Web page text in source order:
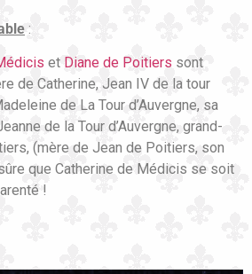
:
et Diane de Poitiers sont
de Catherine, Jean IV de la tour
de La Tour d’Auvergne, sa
de la Tour d’Auvergne, grand-
(mère de Jean de Poitiers, son
que Catherine de Médicis se soit
!